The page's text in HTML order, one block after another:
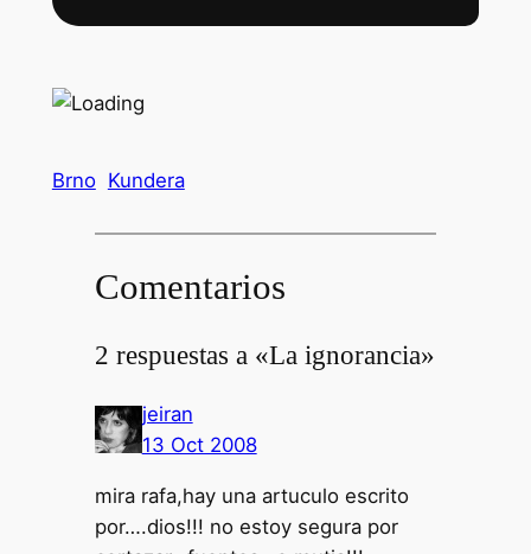
Brno Kundera
Comentarios
2 respuestas a «La ignorancia»
jeiran
13 Oct 2008
mira rafa,hay una artuculo escrito
por….dios!!! no estoy segura por